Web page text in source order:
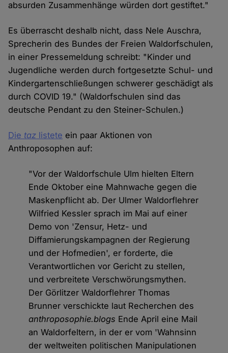
absurden Zusammenhänge würden dort gestiftet."
Es überrascht deshalb nicht, dass Nele Auschra,
Sprecherin des Bundes der Freien Waldorfschulen,
in einer Pressemeldung schreibt: "Kinder und
Jugendliche werden durch fortgesetzte Schul- und
Kindergartenschließungen schwerer geschädigt als
durch COVID 19." (Waldorfschulen sind das
deutsche Pendant zu den Steiner-Schulen.)
Die taz listete ein paar Aktionen von
Anthroposophen auf:
"Vor der Waldorfschule Ulm hielten Eltern
Ende Oktober eine Mahnwache gegen die
Maskenpflicht ab. Der Ulmer Waldorflehrer
Wilfried Kessler sprach im Mai auf einer
Demo von 'Zensur, Hetz- und
Diffamierungskampagnen der Regierung
und der Hofmedien', er forderte, die
Verantwortlichen vor Gericht zu stellen,
und verbreitete Verschwörungsmythen.
Der Görlitzer Waldorflehrer Thomas
Brunner verschickte laut Recherchen des
anthroposophie.blogs Ende April eine Mail
an Waldorfeltern, in der er vom 'Wahnsinn
der weltweiten politischen Manipulationen